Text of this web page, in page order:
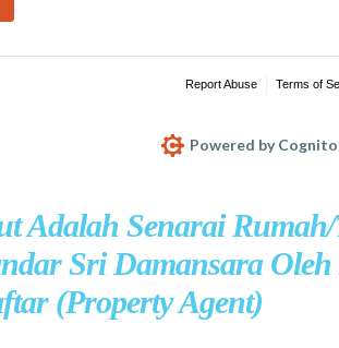
Adalah Senarai
Sri Damansara
(Property Agent)